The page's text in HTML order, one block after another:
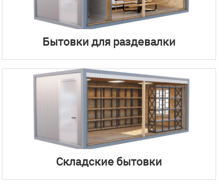
Бытовки для раздевалки
Складские бытовки